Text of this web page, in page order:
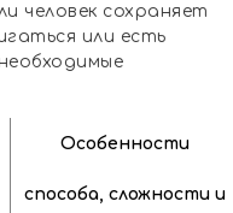
человек сохраняет
или есть
Особенности
способа, сложности и